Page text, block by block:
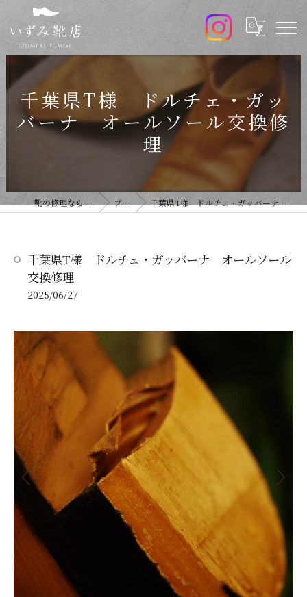
千葉県T様 ドルチェ・ガッ
バーナ オールソール交換修
理
靴の修理ならいずみ靴店 ブログ 千葉県T様 ドルチェ・ガッバーナ オールソール交換修理
千葉県T様 ドルチェ・ガッバーナ オールソール
交換修理
2025/06/27